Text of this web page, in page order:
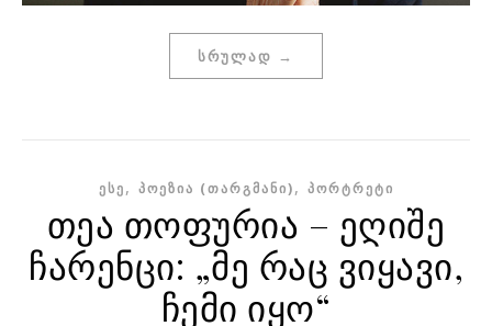
ᲡᲠᲣᲚᲐᲓ →
ᲔᲡᲔ, ᲞᲝᲔᲖᲘᲐ (ᲗᲐᲠᲒᲛᲐᲜᲘ), ᲞᲝᲠᲢᲠᲔᲢᲘ
თეა თოფურია – ეღიშე
ჩარენცი: „მე რაც ვიყავი,
ჩემი იყო“